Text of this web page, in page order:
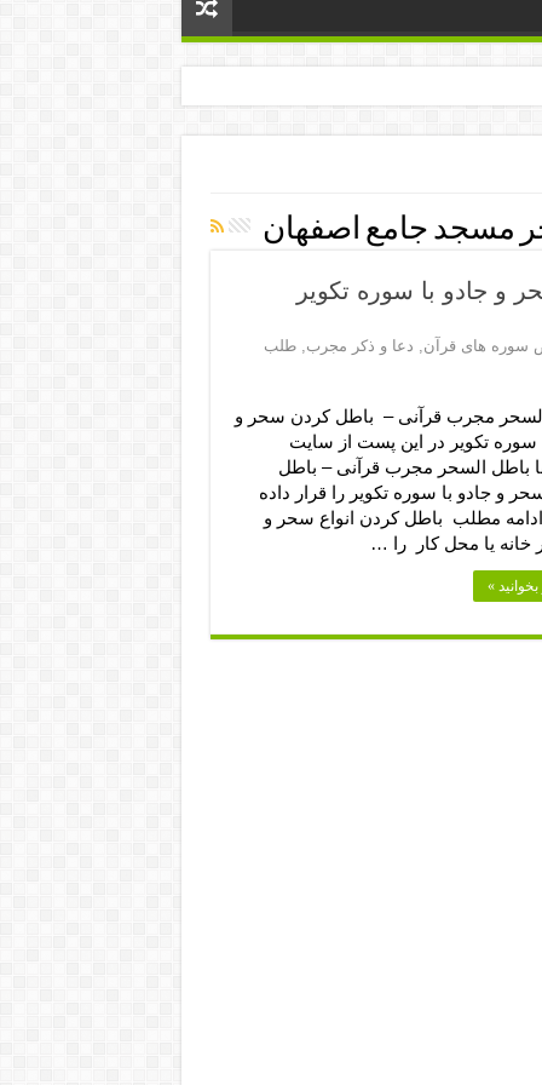
مسجد جامع اصفهان
جادو با سوره تکویر
سوره های قرآن, دعا و ذکر مجرب,طلب
مجرب قرآنی – باطل کردن سحر و
سوره تکویر در این پست از سایت
باطل السحر مجرب قرآنی – باطل
و جادو با سوره تکویر را قرار داده
ادامه مطلب باطل کردن انواع سحر و
خانه یا محل کار را …
»